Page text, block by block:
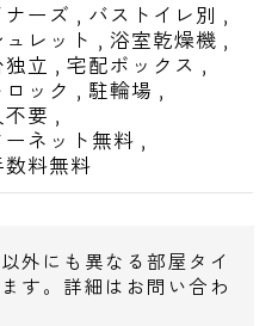
ナーズ , バストイレ別 ,
ュレット , 浴室乾燥機 ,
立 ,宅配ボックス ,
ック , 駐輪場 ,
要 ,
ーネット無料 ,
料無料
外にも異なる部屋タイ
す。詳細はお問い合わ